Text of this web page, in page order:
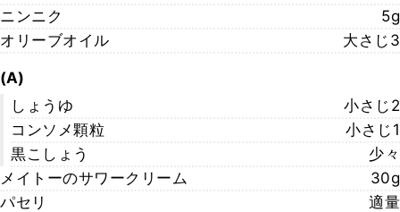
ニンニク
5g
オリーブオイル
大さじ3
(A)
しょうゆ
小さじ2
コンソメ顆粒
小さじ1
黒こしょう
少々
メイトーのサワークリーム
30g
パセリ
適量